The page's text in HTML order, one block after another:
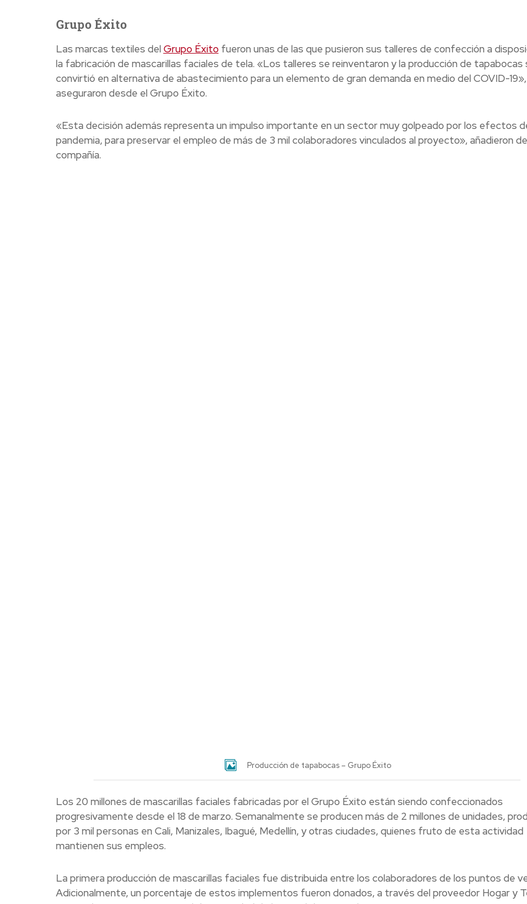
Grupo Éxito
Las marcas textiles del Grupo Éxitofueron unas de las que pusieron sus talleres de confección a
la fabricación de mascarillas faciales de tela. «Los talleres se reinventaron y la producción de tapabocas
convirtió en alternativa de abastecimiento para un elemento de gran demanda en medio del COVID-19»,
aseguraron desde el Grupo Éxito.
«Esta decisión además representa un impulso importante en un sector muy golpeado por los efectos
pandemia, para preservar el empleo de más de 3 mil colaboradores vinculados al proyecto», añadieron
compañía.
Producción de tapabocas – Grupo Éxito
Los 20 millones de mascarillas faciales fabricadas por el Grupo Éxito están siendo confeccionados
progresivamente desde el 18 de marzo. Semanalmente se producen más de 2 millones de unidades,
por 3 mil personas en Cali, Manizales, Ibagué, Medellín, y otras ciudades, quienes fruto de esta actividad
mantienen sus empleos.
La primera producción de mascarillas faciales fue distribuida entre los colaboradores de los puntos de
Adicionalmente, un porcentaje de estos implementos fueron donados, a través del proveedor Hogar y